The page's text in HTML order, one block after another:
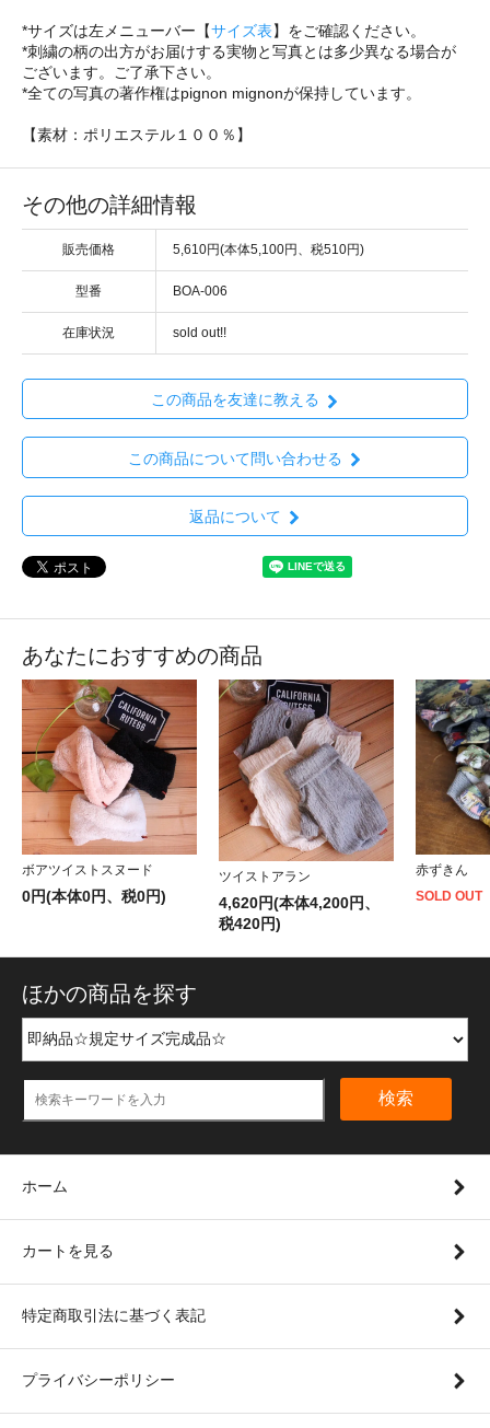
*サイズは左メニューバー【サイズ表】をご確認ください。
*刺繍の柄の出方がお届けする実物と写真とは多少異なる場合が
ございます。ご了承下さい。
*全ての写真の著作権はpignon mignonが保持しています。
【素材：ポリエステル１００％】
その他の詳細情報
販売価格 5,610円(本体5,100円、税510円)
型番 BOA-006
在庫状況 sold out!!
この商品を友達に教える
この商品について問い合わせる
返品について
あなたにおすすめの商品
ボアツイストスヌード
0円(本体0円、税0円)
ツイストアラン
4,620円(本体4,200円、
税420円)
赤ずきん
SOLD OUT
ほかの商品を探す
検索
ホーム
カートを見る
特定商取引法に基づく表記
プライバシーポリシー